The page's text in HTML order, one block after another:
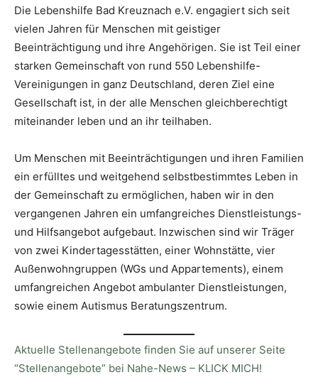
Die Lebenshilfe Bad Kreuznach e.V. engagiert sich seit
vielen Jahren für Menschen mit geistiger
Beeinträchtigung und ihre Angehörigen. Sie ist Teil einer
starken Gemeinschaft von rund 550 Lebenshilfe-
Vereinigungen in ganz Deutschland, deren Ziel eine
Gesellschaft ist, in der alle Menschen gleichberechtigt
miteinander leben und an ihr teilhaben.
Um Menschen mit Beeinträchtigungen und ihren Familien
ein erfülltes und weitgehend selbstbestimmtes Leben in
der Gemeinschaft zu ermöglichen, haben wir in den
vergangenen Jahren ein umfangreiches Dienstleistungs-
und Hilfsangebot aufgebaut. Inzwischen sind wir Träger
von zwei Kindertagesstätten, einer Wohnstätte, vier
Außenwohngruppen (WGs und Appartements), einem
umfangreichen Angebot ambulanter Dienstleistungen,
sowie einem Autismus Beratungszentrum.
Aktuelle Stellenangebote finden Sie auf unserer Seite
“Stellenangebote” bei Nahe-News – KLICK MICH!